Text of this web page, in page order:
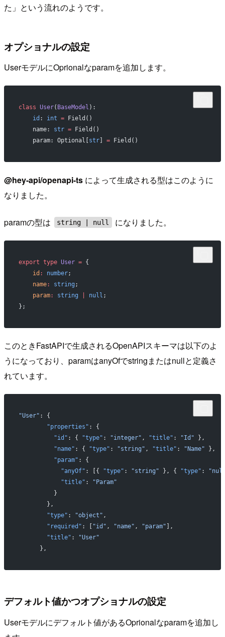
た」という流れのようです。
オプショナルの設定
UserモデルにOprionalなparamを追加します。
class User( BaseModel ):
    id
: int = Field()
    name:
str = Field()
    param: Optional[
str] = Field()
@hey-api/openapi-ts によって生成される型はこのように
なりました。
paramの型は string | null になりました。
export type User = {
    id
: number;
    name
: string ;
    param
: string null ;
};
このときFastAPIで生成されるOpenAPIスキーマは以下のよ
うになっており、paramはanyOfでstringまたはnullと定義さ
れています。
"User" : {
        "properties"
: {
          "id"
: { "type" : "integer" , "title" : "Id" },
          "name"
: { "type" : "string" , "title" : "Name" },
          "param"
: {
            "anyOf"
: [{ "type" : "string" }, { "type" :
            "title"
:
"Param"
          }
        },
        "type"
: "object" ,
        "required"
: [ "id" , "name" , "param" ],
        "title"
:
"User"
      },
デフォルト値かつオプショナルの設定
Userモデルにデフォルト値があるOprionalなparamを追加し